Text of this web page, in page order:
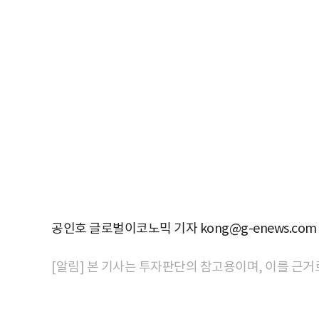
공인호 글로벌이코노믹 기자 kong@g-enews.com
[알림] 본 기사는 투자판단의 참고용이며, 이를 근